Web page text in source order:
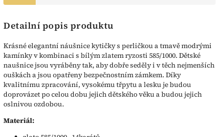
Detailní popis produktu
Krásné elegantní náušnice kytičky s perličkou a tmavě modrými
kamínky v kombinaci s bílým zlatem ryzosti 585/1000. Dětské
naušnice jsou vyráběny tak, aby dobře seděly i v těch nejmenších
ouškách a jsou opatřeny bezpečnostním zámkem. Díky
kvalitnímu zpracování, vysokému třpytu a lesku je budou
doprovázet po celou dobu jejich dětského věku a budou jejich
oslnivou ozdobou.
Materiál: